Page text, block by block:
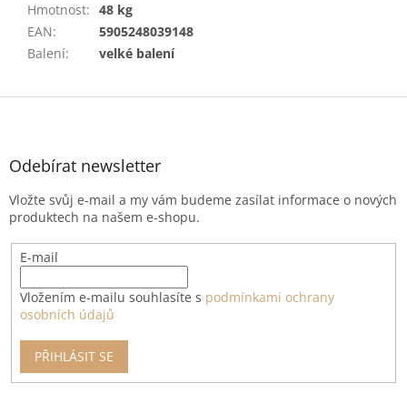
Hmotnost: 48 kg
EAN:
5905248039148
Balení: velké balení
Z
Odebírat newsletter
Vložte svůj e-mail a my vám budeme zasílat informace o nových
produktech na našem e-shopu.
E-mail
Vložením e-mailu souhlasíte s podmínkami ochrany
osobních údajů
PŘIHLÁSIT SE